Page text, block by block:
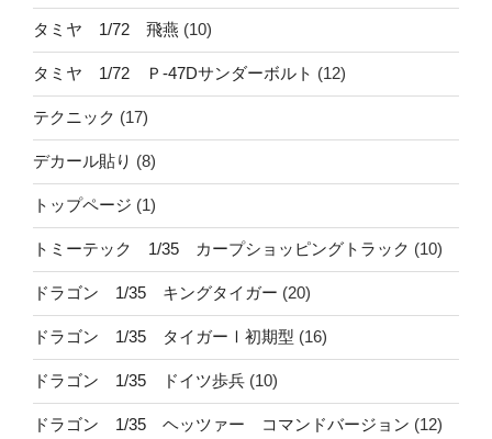
タミヤ 1/72 飛燕 (10)
タミヤ 1/72 Ｐ-47Dサンダーボルト (12)
テクニック (17)
デカール貼り (8)
トップページ (1)
トミーテック 1/35 カープショッピングトラック (10)
ドラゴン 1/35 キングタイガー (20)
ドラゴン 1/35 タイガーⅠ初期型 (16)
ドラゴン 1/35 ドイツ歩兵 (10)
ドラゴン 1/35 ヘッツァー コマンドバージョン (12)